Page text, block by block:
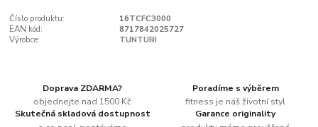
Číslo produktu:
16TCFC3000
EAN kód:
8717842025727
Výrobce:
TUNTURI
Doprava ZDARMA?
objednejte nad 1500 Kč
Poradíme s výběrem
fitness je náš životní styl
Skutečná skladová dostupnost
Garance originality